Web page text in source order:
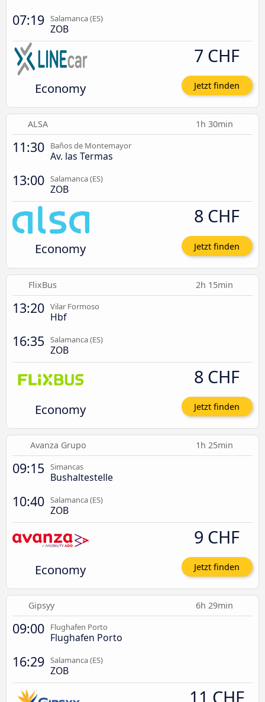
07:19 Salamanca (ES)
ZOB
Economy
7 CHF
Jetzt finden
ALSA 1h 30min
11:30 Baños de Montemayor
Av. las Termas
13:00 Salamanca (ES)
ZOB
Economy
8 CHF
Jetzt finden
FlixBus 2h 15min
13:20 Vilar Formoso
Hbf
16:35 Salamanca (ES)
ZOB
Economy
8 CHF
Jetzt finden
Avanza Grupo 1h 25min
09:15 Simancas
Bushaltestelle
10:40 Salamanca (ES)
ZOB
Economy
9 CHF
Jetzt finden
Gipsyy 6h 29min
09:00 Flughafen Porto
Flughafen Porto
16:29 Salamanca (ES)
ZOB
11 CHF